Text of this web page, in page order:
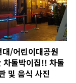
/어린이대공원
차돌박이집!! 차돌
및 음식 사진